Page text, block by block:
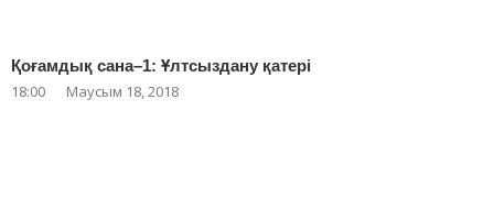
Қоғамдық сана–1: Ұлтсыздану қатері
18:00 Маусым 18, 2018